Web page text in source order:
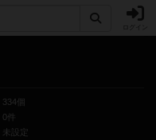
334個
0件
未設定